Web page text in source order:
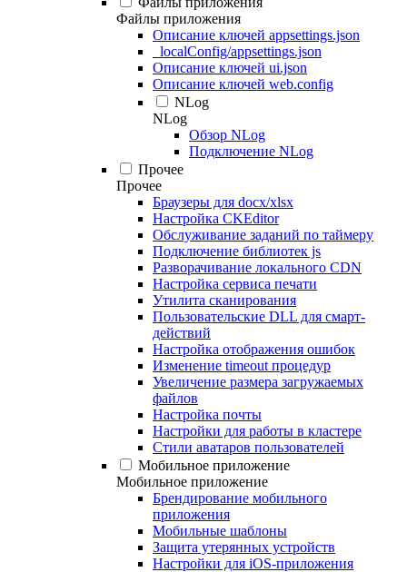
Файлы приложения
Описание ключей appsettings.json
_localConfig/appsettings.json
Описание ключей ui.json
Описание ключей web.config
NLog
NLog
Обзор NLog
Подключение NLog
Прочее
Прочее
Браузеры для docx/xlsx
Настройка CKEditor
Обслуживание заданий по таймеру
Подключение библиотек js
Разворачивание локального CDN
Настройка сервиса печати
Утилита сканирования
Пользовательские DLL для смарт-
действий
Настройка отображения ошибок
Изменение timeout процедур
Увеличение размера загружаемых
файлов
Настройка почты
Настройки для работы в кластере
Стили аватаров пользователей
Мобильное приложение
Мобильное приложение
Брендирование мобильного
приложения
Мобильные шаблоны
Защита утерянных устройств
Настройки для iOS-приложения